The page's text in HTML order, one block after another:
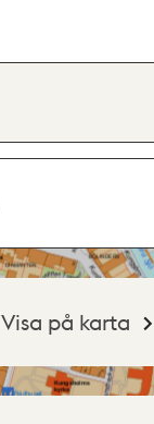
Visa på karta